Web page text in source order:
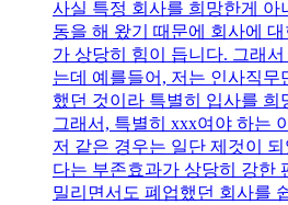
사실 특정 회사를 희망한게 아
동을 해 왔기 때문에 회사에
가 상당히 힘이 듭니다. 그래
는데 예를들어, 저는 인사직무
했던 것이라 특별히 입사를 희
그래서, 특별히 xxx여야 하는
저 같은 경우는 일단 제것이
다는 부존효과가 상당히 강한
밀리면서도 폐업했던 회사를